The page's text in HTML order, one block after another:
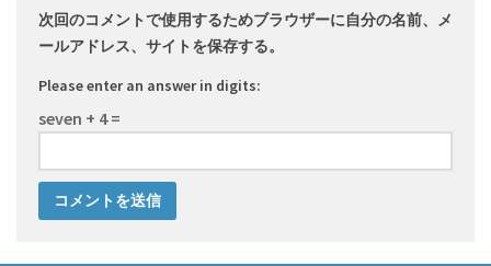
次回のコメントで使用するためブラウザーに自分の名前、メ
ールアドレス、サイトを保存する。
Please enter an answer in digits:
seven + 4 =